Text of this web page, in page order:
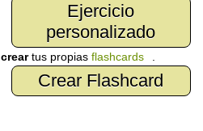
Ejercicio
personalizado
creartus propias flashcards
Crear Flashcard